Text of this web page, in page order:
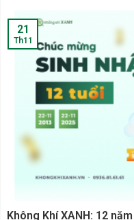
21
Th11
Không Khí XANH: 12